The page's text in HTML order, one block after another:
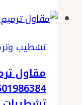
تشطيب
مقاول